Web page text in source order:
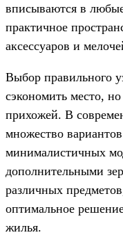
вписываются в
практичное
аксессуаров и
Выбор правильного
сэкономить место,
прихожей. В
множество
минималистичных
дополнительными
различных
оптимальное
жилья.